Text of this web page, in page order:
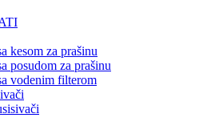
kesom za prašinu
posudom za prašinu
vodenim filterom